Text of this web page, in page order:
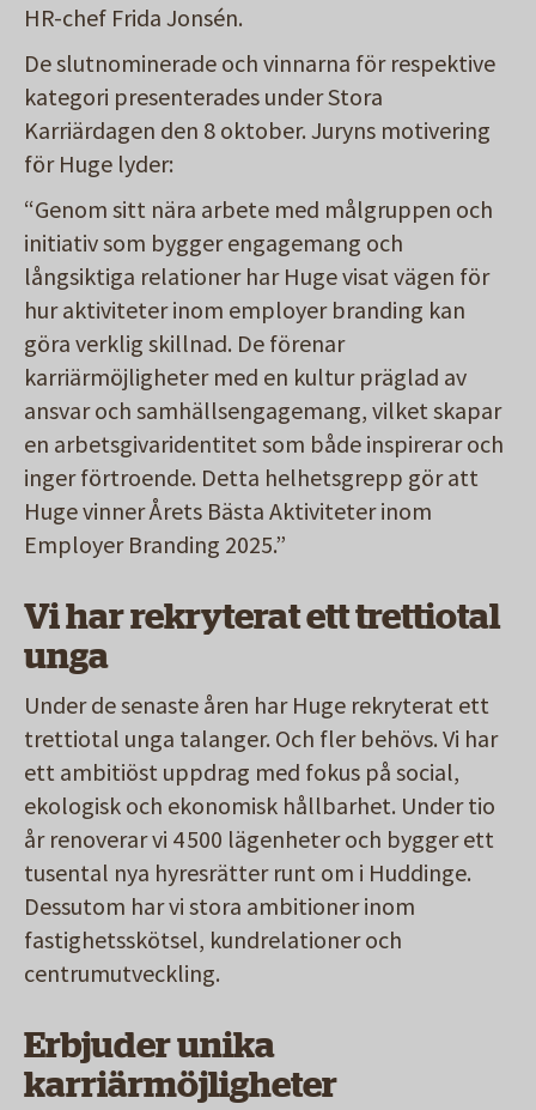
HR-chef Frida Jonsén.
De slutnominerade och vinnarna för respektive
kategori presenterades under Stora
Karriärdagen den 8 oktober. Juryns motivering
för Huge lyder:
“Genom sitt nära arbete med målgruppen och
initiativ som bygger engagemang och
långsiktiga relationer har Huge visat vägen för
hur aktiviteter inom employer branding kan
göra verklig skillnad. De förenar
karriärmöjligheter med en kultur präglad av
ansvar och samhällsengagemang, vilket skapar
en arbetsgivaridentitet som både inspirerar och
inger förtroende. Detta helhetsgrepp gör att
Huge vinner Årets Bästa Aktiviteter inom
Employer Branding 2025.”
Vi har rekryterat ett trettiotal
unga
Under de senaste åren har Huge rekryterat ett
trettiotal unga talanger. Och fler behövs. Vi har
ett ambitiöst uppdrag med fokus på social,
ekologisk och ekonomisk hållbarhet. Under tio
år renoverar vi 4 500 lägenheter och bygger ett
tusental nya hyresrätter runt om i Huddinge.
Dessutom harvi stora ambitioner inom
fastighetsskötsel, kundrelationer och
centrumutveckling.
Erbjuder unika
karriärmöjligheter